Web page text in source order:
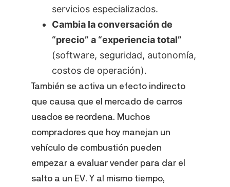
servicios especializados.
Cambia la conversación de
“precio” a “experiencia total”
(software, seguridad, autonomía,
costos de operación).
También se activa un efecto indirecto
que causa que el mercado de carros
usados se reordena. Muchos
compradores que hoy manejan un
vehículo de combustión pueden
empezar a evaluar vender para dar el
salto a un EV. Y al mismo tiempo,